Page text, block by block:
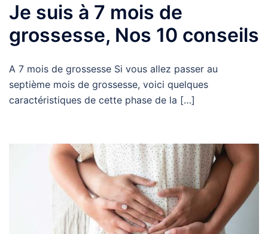
Je suis à 7 mois de
grossesse, Nos 10 conseils
A 7 mois de grossesse Si vous allez passer au
septième mois de grossesse, voici quelques
caractéristiques de cette phase de la […]